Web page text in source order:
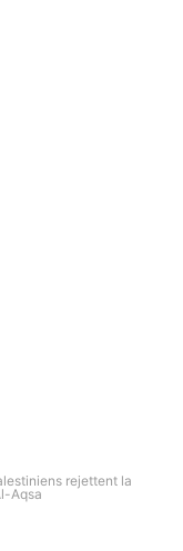
rejettent la
Aqsa